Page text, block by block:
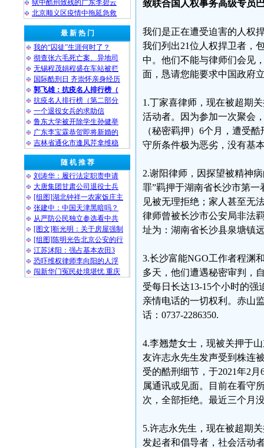
狱中酷刑致残的广东李碧云
北京顺义区疫情中拖延急救
最 新 热 门
我的“囚徒”生涯何时了？
彻查张六毛死亡案、异地司
无锡程茂娟程盛在车站被拦
国际酷刑日 齐崇怀亲身经历
郭飞雄：抗疫名人排行榜（
抗疫名人排行榜（第二部分
一个退役女兵的求助信
鲁东大学被开除学生孙健举
广东李宝霖恭贺即将新婚的
吉林省通化市逢凤芹拿维稳
随 机 推 荐
刘涛华：履行法定职责申请
大唐集团甘肃公司退役士兵
[组图]湖北钟祥一农家饭庄主
张建中：中国天津黑暗吗？
从严防公民独立参选看中共
[图文]靳光明：关于房屋强制
[组图]陈明光告北京公安的行
江苏沭阳：强占基本农田3
恐吓维权律师李向阳的人浮
闯新华门冤民处境堪忧 重庆
致联合国人权事务高级专员
我们是正在遭受迫害的人权
我们列出21位人权捍卫者，
中。他们不能与律师们会见
面，恳请您能要求中国政府
1.丁家喜律师，现在被超期
活动者。因为参加一次聚会
（秘密羁押）6个月，遭受
守所条件极为恶劣，没有基
2.谢阳律师，因探望被精神
罪”羁押于湖南省长沙市第
见被无理拒绝；家人甚至无
律师曾被长沙市公安局非法
址为：湖南省长沙县泉塘镇
3.长沙富能NGO工作者程渊
多天，他们遭遇秘密审判，
受每日长达13-15个小时的
亲情电话的一切权利。赤山
话：0737-2286350.
4.李翘楚女士，现被关押于
友许志永先生发声受到株连
受的酷刑细节，于2021年2
属通讯或见面。目前在看守
次，全部拒绝。最近三个月
5.许志永先生，现在被超期
发起者和倡导者，社会活动